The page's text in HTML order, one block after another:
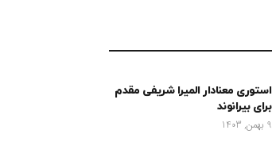
استوری معنادار المیرا شریفی مقدم
برای بیرانوند
9 بهمن, 1403